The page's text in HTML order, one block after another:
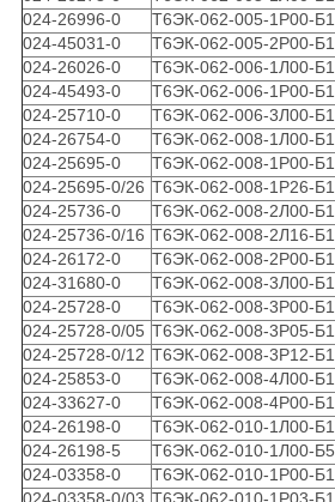
024-26996-0
Т6ЭК-062-005-1Р00-Б1
024-45031-0
Т6ЭК-062-005-2Р00-Б1
024-26026-0
Т6ЭК-062-006-1Л00-Б1
024-45493-0
Т6ЭК-062-006-1Р00-Б1
024-25710-0
Т6ЭК-062-006-3Л00-Б1
024-26754-0
Т6ЭК-062-008-1Л00-Б1
024-25695-0
Т6ЭК-062-008-1Р00-Б1
024-25695-0/26 Т6ЭК-062-008-1Р26-Б1
024-25736-0
Т6ЭК-062-008-2Л00-Б1
024-25736-0/16 Т6ЭК-062-008-2Л16-Б1
024-26172-0
Т6ЭК-062-008-2Р00-Б1
024-31680-0
Т6ЭК-062-008-3Л00-Б1
024-25728-0
Т6ЭК-062-008-3Р00-Б1
024-25728-0/05 Т6ЭК-062-008-3Р05-Б1
024-25728-0/12 Т6ЭК-062-008-3Р12-Б1
024-25853-0
Т6ЭК-062-008-4Л00-Б1
024-33627-0
Т6ЭК-062-008-4Р00-Б1
024-26198-0
Т6ЭК-062-010-1Л00-Б1
024-26198-5
Т6ЭК-062-010-1Л00-Б5
024-03358-0
Т6ЭК-062-010-1Р00-Б1